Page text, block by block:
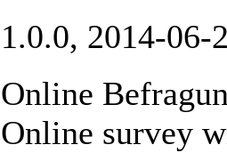
1.0.0, 2014-
Online
Online survey